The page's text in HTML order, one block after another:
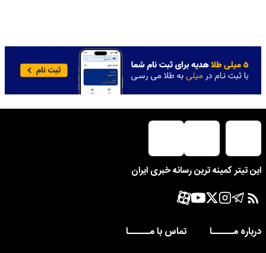
این تیتر کمینه ترین رسانه خبری ایران
درباره مــــــا
تماس با مــــــا